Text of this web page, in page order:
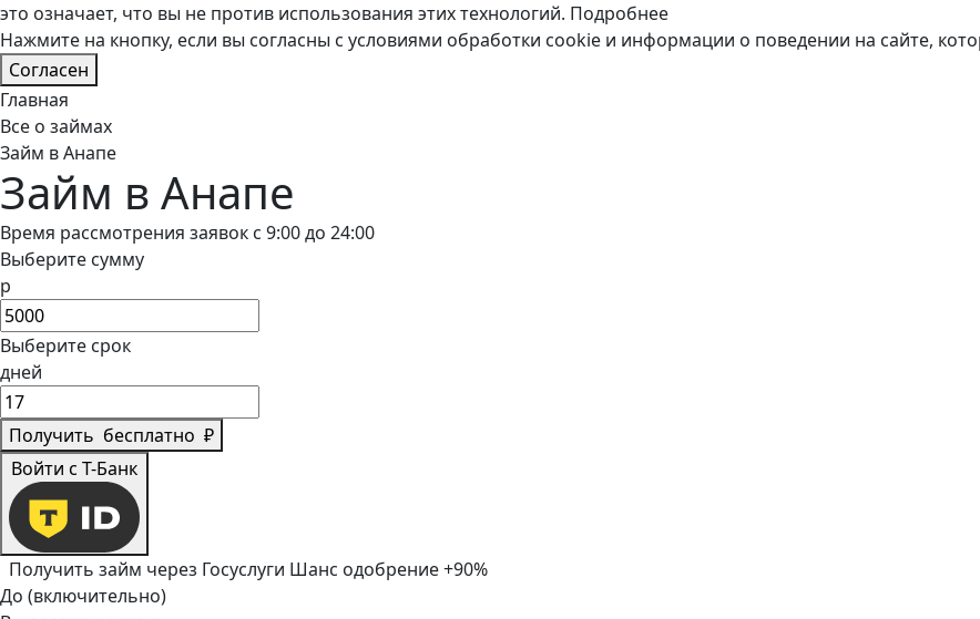
это означает, что вы не против использования этих технологий. Подробнее
Нажмите на кнопку, если вы согласны с условиями обработки cookie и информации о поведении на сайте,
Согласен
Главная
Все о займах
Займ в Анапе
Займ в Анапе
Время рассмотрения заявок с 9:00 до 24:00
Выберите сумму
р
Выберите срок
дней
Получить бесплатно ₽
Войти с Т-Банк
Получить займ через Госуслуги Шанс одобрение +90%
До (включительно)